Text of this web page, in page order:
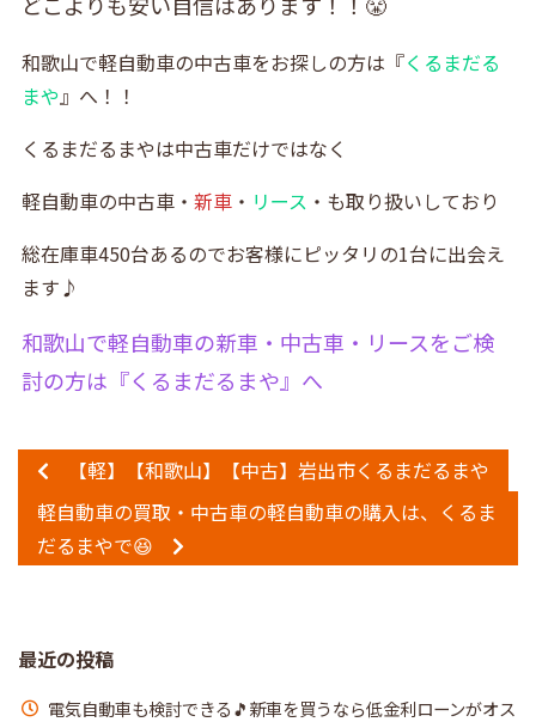
和歌山で軽自動車の中古車をお探しの方は『くるまだる
まや』へ！！
くるまだるまやは中古車だけではなく
軽自動車の中古車・ 新車・ リース ・も取り扱いしており
総在庫車450台あるのでお客様にピッタリの1台に出会え
ます♪
和歌山で軽自動車の新車・中古車・リースをご検
討の方は『くるまだるまや』へ
【軽】【和歌山】【中古】岩出市くるまだるまや
軽自動車の買取・中古車の軽自動車の購入は、くるま
だるまやで😆
最近の投稿
電気自動車も検討できる🎵新車を買うなら低金利ローンがオス